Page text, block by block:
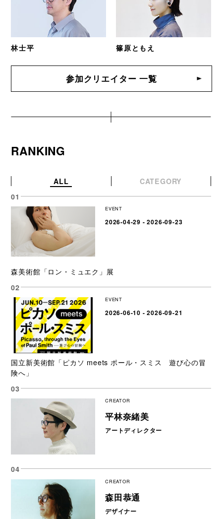
林士平 篠原ともえ
参加クリエイター 一覧
RANKING
ALL CATEGORY
EVENT
2026-04-29 - 2026-09-23
森美術館「ロン・ミュエク」展
EVENT
2026-06-10 - 2026-09-21
国立新美術館「ピカソ meets ポール・スミス 遊び心の冒
険へ」
CREATOR
平林奈緒美
アートディレクター
CREATOR
森田恭通
デザイナー